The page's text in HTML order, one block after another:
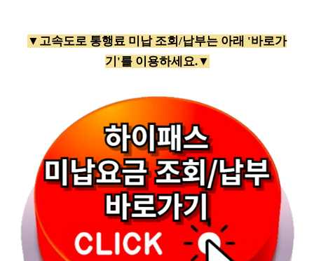
▼고속도로 통행료 미납 조회/납부는 아래 '바로가
기'를 이용하세요.▼